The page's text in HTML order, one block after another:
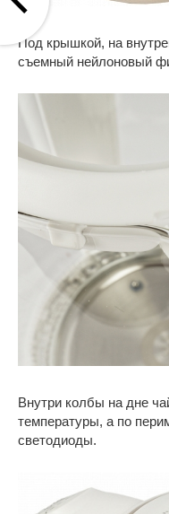
Под крышкой, на
съемный нейлоновый
Внутри колбы на дне
температуры, а по
светодиоды.